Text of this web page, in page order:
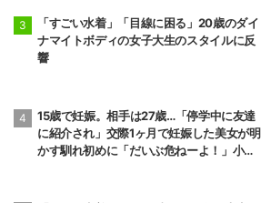
「すごい水着」「目線に困る」20歳のダイ
ナマイトボディの女子大生のスタイルに反
響
15歳で妊娠。相手は27歳…「停学中に友達
に紹介され」交際1ヶ月で妊娠した美女が明
かす馴れ初めに「だいぶ危ねーよ！」小森